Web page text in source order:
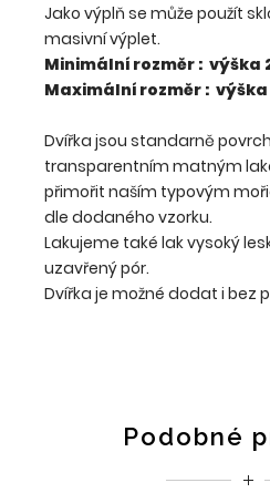
Jako výplň se může použít
masivní výplet.
Minimální rozměr : výška
Maximální rozměr : výška
Dvířka jsou standarně
transparentním matným
přimořit naším typovým
dle dodaného vzorku.
Lakujeme také lak vysoký
uzavřený pór.
Dvířka je možné dodat i bez
Podobné